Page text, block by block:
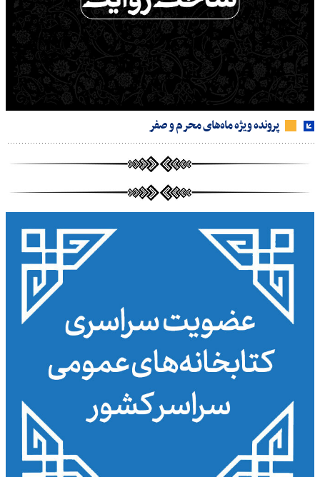
پرونده ویژه ماه‌های محرم و صفر